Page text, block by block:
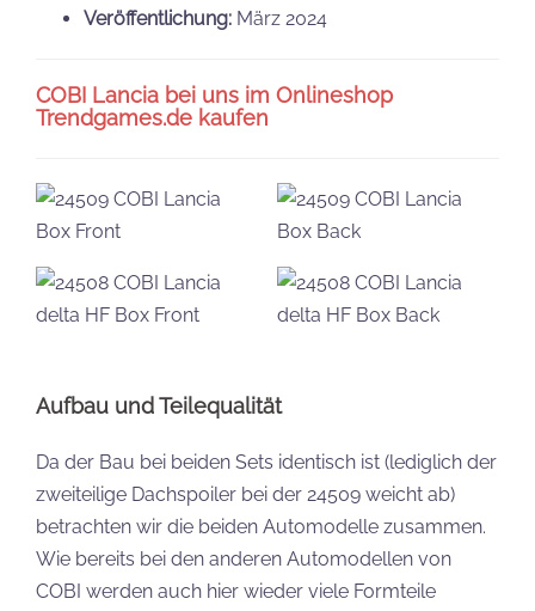
Veröffentlichung: März 2024
COBI Lancia bei uns im Onlineshop
Trendgames.de kaufen
Aufbau und Teilequalität
Da der Bau bei beiden Sets identisch ist (lediglich der
zweiteilige Dachspoiler bei der 24509 weicht ab)
betrachten wir die beiden Automodelle zusammen.
Wie bereits bei den anderen Automodellen von
COBI werden auch hier wieder viele Formteile